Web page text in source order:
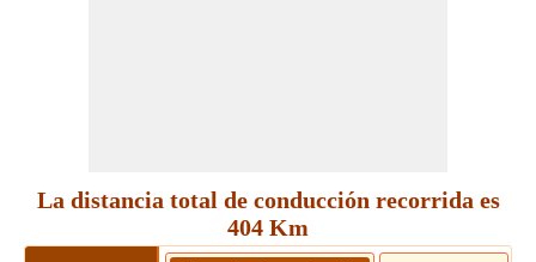
La distancia total de conducción recorrida es
404 Km